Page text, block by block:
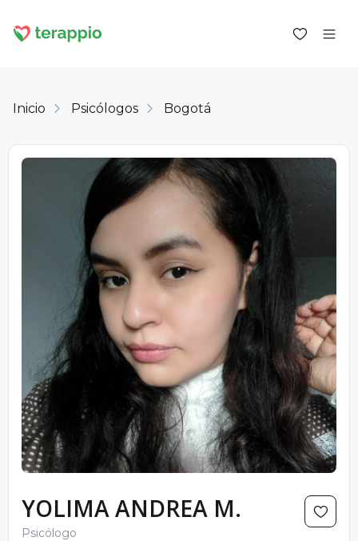
Iniciar sesión como psicólogo
Para los psicólogos
Sobre terappio
Preguntas y respuestas
office@terappio.com
Inicio Psicólogos Bogotá
YOLIMA ANDREA M.
Psicólogo